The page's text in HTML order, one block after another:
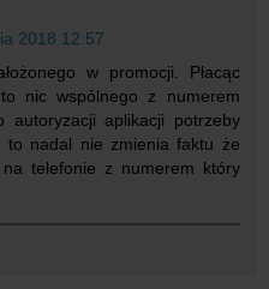
2018 12:57
w promocji. Płacąc
nic wspólnego z numerem
autoryzacji aplikacji potrzeby
to nadal nie zmienia faktu że
telefonie z numerem który